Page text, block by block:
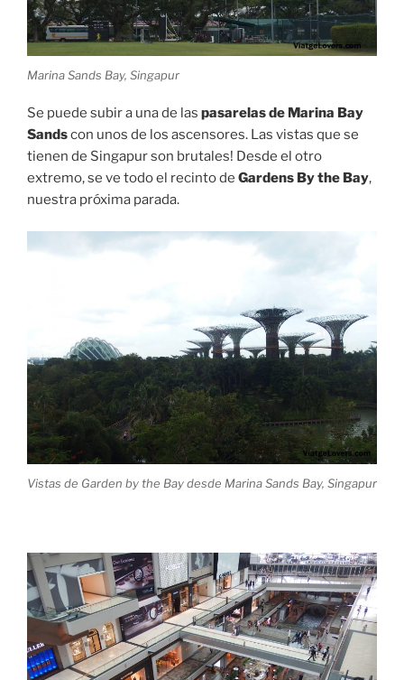
Marina Sands Bay, Singapur
Se puede subir a una de las pasarelas de Marina Bay
Sandscon unos de los ascensores. Las vistas que se
tienen de Singapur son brutales! Desde el otro
extremo, se ve todo el recinto de Gardens By the Bay,
nuestra próxima parada.
Vistas de Garden by the Bay desde Marina Sands Bay, Singapur